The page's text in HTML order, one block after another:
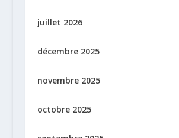
juillet 2026
décembre 2025
novembre 2025
octobre 2025